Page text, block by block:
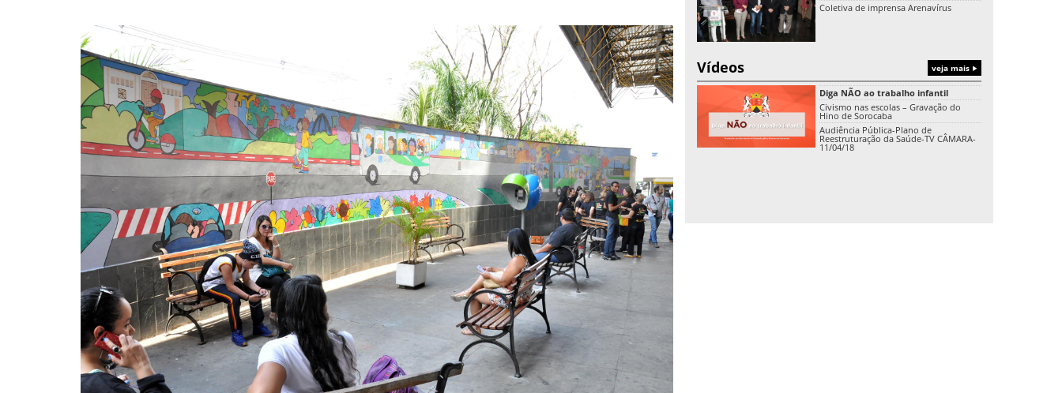
Coletiva de imprensa Arenavírus
Vídeos veja mais
Diga NÃO ao trabalho infantil
Civismo nas escolas – Gravação do
Hino de Sorocaba
Audiência Pública-Plano de
Reestruturação da Saúde-TV CÂMARA-
11/04/18